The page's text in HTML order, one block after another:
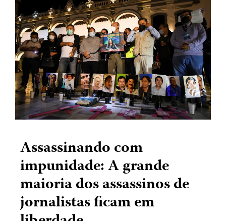
Assassinando com
impunidade: A grande
maioria dos assassinos de
jornalistas ficam em